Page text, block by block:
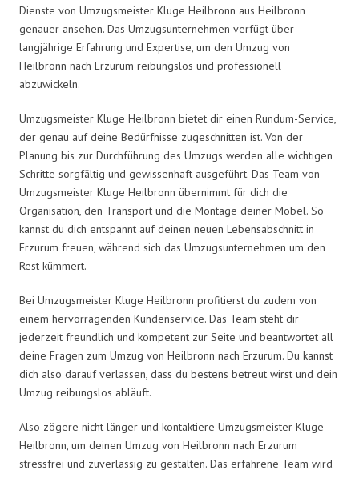
Dienste von Umzugsmeister Kluge Heilbronn aus Heilbronn
genauer ansehen. Das Umzugsunternehmen verfügt über
langjährige Erfahrung und Expertise, um den Umzug von
Heilbronn nach Erzurum reibungslos und professionell
abzuwickeln.
Umzugsmeister Kluge Heilbronn bietet dir einen Rundum-Service,
der genau auf deine Bedürfnisse zugeschnitten ist. Von der
Planung bis zur Durchführung des Umzugs werden alle wichtigen
Schritte sorgfältig und gewissenhaft ausgeführt. Das Team von
Umzugsmeister Kluge Heilbronn übernimmt für dich die
Organisation, den Transport und die Montage deiner Möbel. So
kannst du dich entspannt auf deinen neuen Lebensabschnitt in
Erzurum freuen, während sich das Umzugsunternehmen um den
Rest kümmert.
Bei Umzugsmeister Kluge Heilbronn profitierst du zudem von
einem hervorragenden Kundenservice. Das Team steht dir
jederzeit freundlich und kompetent zur Seite und beantwortet all
deine Fragen zum Umzug von Heilbronn nach Erzurum. Du kannst
dich also darauf verlassen, dass du bestens betreut wirst und dein
Umzug reibungslos abläuft.
Also zögere nicht länger und kontaktiere Umzugsmeister Kluge
Heilbronn, um deinen Umzug von Heilbronn nach Erzurum
stressfrei und zuverlässig zu gestalten. Das erfahrene Team wird